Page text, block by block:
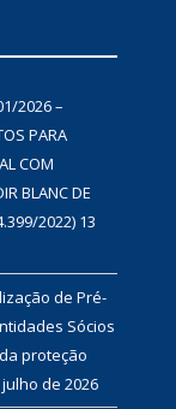
2026 –
PARA
COM
BLANC DE
2022) 13
de Pré-
Sócios
proteção
de 2026